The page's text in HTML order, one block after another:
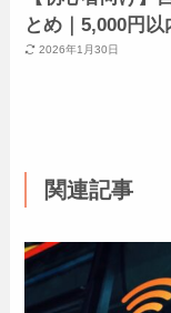
とめ｜5,000円
2026年1月30日
関連記事